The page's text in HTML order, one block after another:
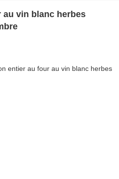
au vin blanc herbes